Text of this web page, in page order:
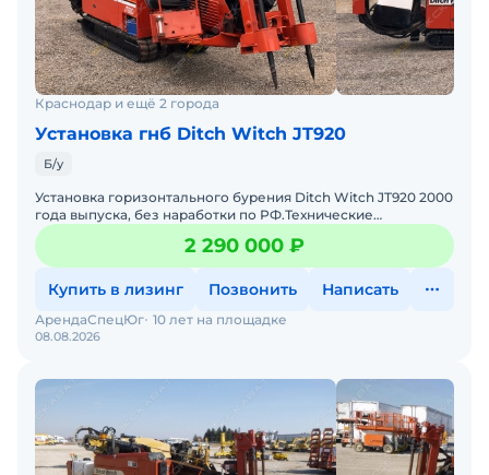
Краснодар и ещё 2 города
Установка гнб Ditch Witch JT920
Б/у
Установка горизонтального бурения Ditch Witch JT920 2000
года выпуска, без наработки по РФ.Технические
характеристики Ditch Witch JT920:Двигатель – Lister
2 290 000 ₽
Купить в лизинг Позвонить Написать
08.08.2026
АрендаСпецЮг 10 лет на площадке